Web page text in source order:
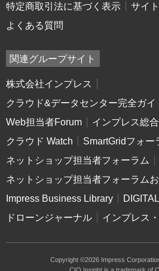
特定商取引法に基づく表示
サイ
よくある質問
関連グループサイト
株式会社インプレス
クラウド&データセンター完全ガイ
Web担当者Forum
インプレス総
クラウド Watch
SmartGridフォー
ネットショップ担当者フォーラム
ネットショップ担当者フォーラム
Impress Business Library
ドローンジャーナル
インプレス
Copyright ©2026 Impress